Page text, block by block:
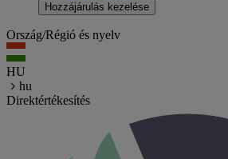
Hozzájárulás kezelése
Ország/Régió és nyelv
HU
hu
Direktértékesítés